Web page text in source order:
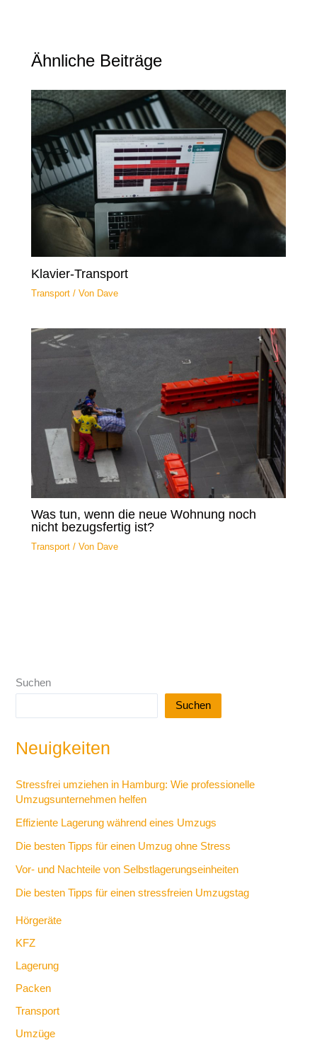
Ähnliche Beiträge
Klavier-Transport
Transport / Von Dave
Was tun, wenn die neue Wohnung noch
nicht bezugsfertig ist?
Transport / Von Dave
Suchen
Suchen
Neuigkeiten
Stressfrei umziehen in Hamburg: Wie professionelle
Umzugsunternehmen helfen
Effiziente Lagerung während eines Umzugs
Die besten Tipps für einen Umzug ohne Stress
Vor- und Nachteile von Selbstlagerungseinheiten
Die besten Tipps für einen stressfreien Umzugstag
Hörgeräte
KFZ
Lagerung
Packen
Transport
Umzüge